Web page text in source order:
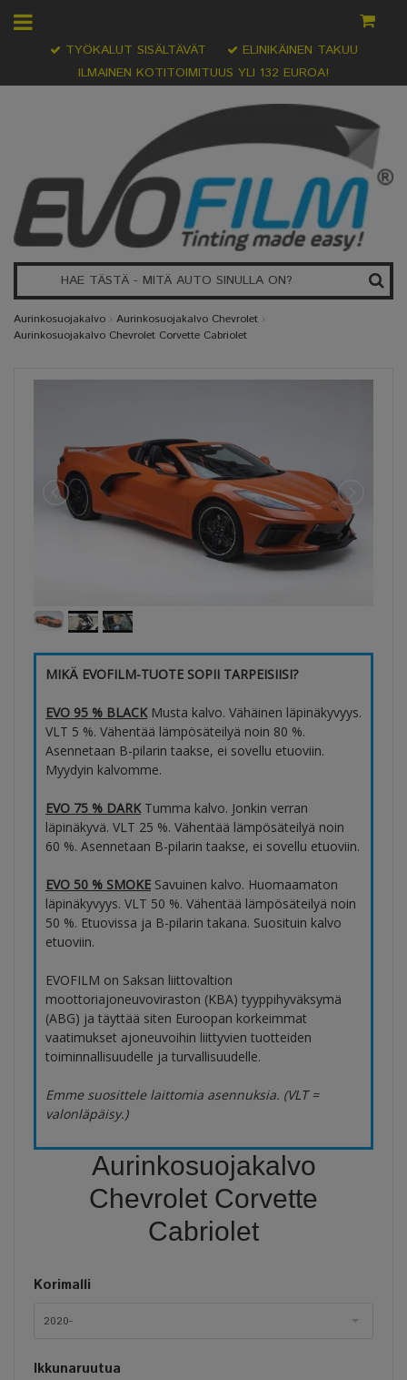
ILMAINEN KOTITOIMITUUS YLI 132 EUROA!
TYÖKALUT SISÄLTÄVÄT ELINIKÄINEN TAKUU
Aurinkosuojakalvo › Aurinkosuojakalvo Chevrolet ›
Aurinkosuojakalvo Chevrolet Corvette Cabriolet
MIKÄ EVOFILM-TUOTE SOPII TARPEISIISI?
EVO 95 % BLACKMusta kalvo. Vähäinen läpinäkyvyys.
VLT 5 %. Vähentää lämpösäteilyä noin 80 %.
Asennetaan B-pilarin taakse, ei sovellu etuoviin.
Myydyin kalvomme.
EVO 75 % DARKTumma kalvo. Jonkin verran
läpinäkyvä. VLT 25 %. Vähentää lämpösäteilyä noin
60 %. Asennetaan B-pilarin taakse, ei sovellu etuoviin.
EVO 50 % SMOKE Savuinen kalvo. Huomaamaton
läpinäkyvyys. VLT 50 %. Vähentää lämpösäteilyä noin
50 %. Etuovissa ja B-pilarin takana. Suosituin kalvo
etuoviin.
EVOFILM on Saksan liittovaltion
moottoriajoneuvoviraston (KBA) tyyppihyväksymä
(ABG) ja täyttää siten Euroopan korkeimmat
vaatimukset ajoneuvoihin liittyvien tuotteiden
toiminnallisuudelle ja turvallisuudelle.
Emme suosittele laittomia asennuksia. (VLT =
valonläpäisy.)
Aurinkosuojakalvo
Chevrolet Corvette
Cabriolet
Korimalli
2020-
Ikkunaruutua